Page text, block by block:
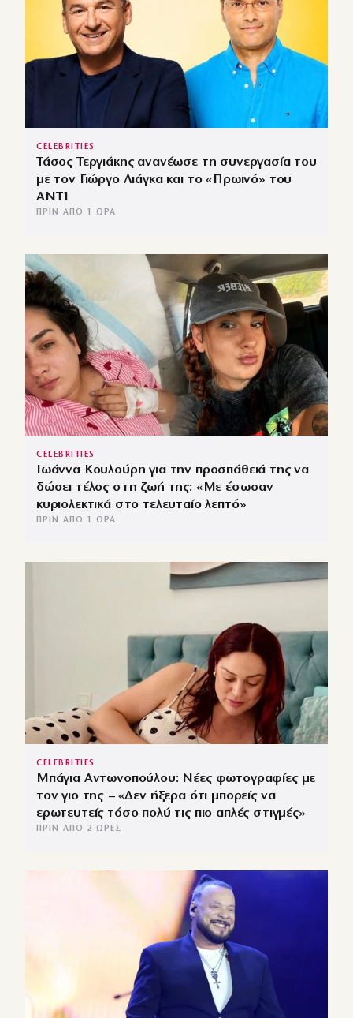
CELEBRITIES
Τάσος Τεργιάκης ανανέωσε τη συνεργασία του
με τον Γιώργο Λιάγκα και το «Πρωινό» του
ΑΝΤ1
ΠΡΙΝ ΑΠΌ 1 ΏΡΑ
CELEBRITIES
Ιωάννα Κουλούρη για την προσπάθειά της να
δώσει τέλος στη ζωή της: «Με έσωσαν
κυριολεκτικά στο τελευταίο λεπτό»
ΠΡΙΝ ΑΠΌ 1 ΏΡΑ
CELEBRITIES
Μπάγια Αντωνοπούλου: Νέες φωτογραφίες με
τον γιο της – «Δεν ήξερα ότι μπορείς να
ερωτευτείς τόσο πολύ τις πιο απλές στιγμές»
ΠΡΙΝ ΑΠΌ 2 ΏΡΕΣ